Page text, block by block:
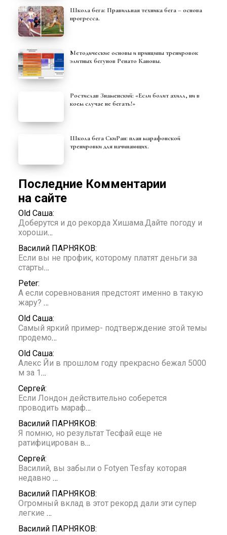
Школа бега: Правильная техника бега – основа
прогресса.
Методические основы и принципы тренировок
элитных бегунов Ренато Кановы.
Ростислав Знаменский: «Если болит ахилл, ни в
коем случае не бегать!»
Школа бега СкиРан: план марафонской
тренировки для начинающих.
Последние Комментарии
на сайте
Old Саша:
Доберутся и до рекорда Хишама.Дайте погоду и
хороши…
Василий ПАРНЯКОВ:
Если вы не профик, которому платят деньги за
старты…
Peter:
А если соревнования предстоят именно в такую
жару? …
Old Саша:
Самый яркий пример- подтверждение этой темы
продемо…
Old Саша:
Алекс Йи в прошлом году прекрасно бежал 5000
м за 1…
Сергей:
Если Лондон действительно соберется
проводить мараф…
Василий ПАРНЯКОВ:
Я помню, но результат Тесфай еще не
ратифицирован в…
Сергей:
Василий, вы забыли о Fotyen Tesfay которая
недавно …
Василий ПАРНЯКОВ:
Огромный вклад в этот рекорд дали эти супер
легкие …
Василий ПАРНЯКОВ: